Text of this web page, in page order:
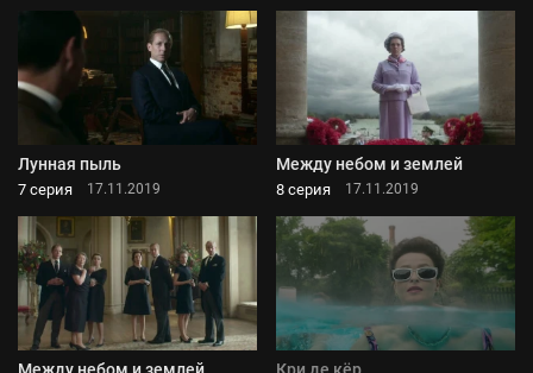
Лунная пыль
7 серия 17.11.2019
Между небом и землей
8 серия 17.11.2019